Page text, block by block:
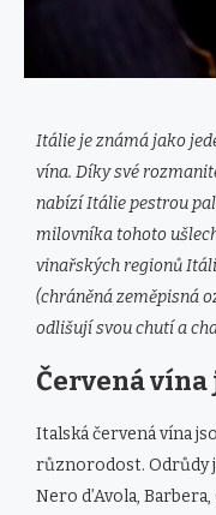
Itálie je známá jako
vína. Díky své
nabízí Itálie pestrou
milovníka tohoto
vinařských regionů
(chráněná zeměpisná
odlišují svou chutí a
Červená
Italská červená vína
různorodost. Odrůdy
Nero d’Avola,